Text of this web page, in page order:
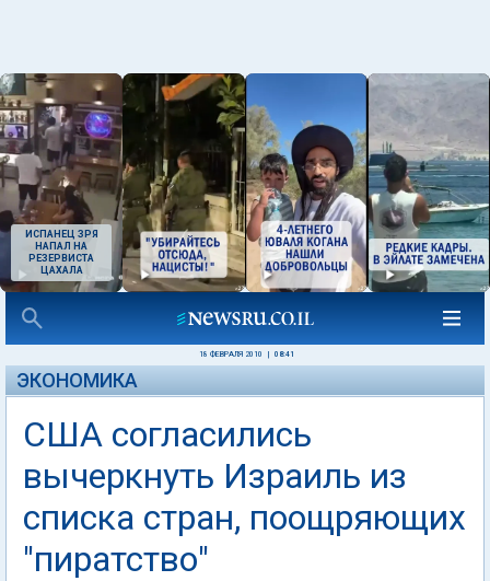
ИСПАНЕЦ ЗРЯ
НАПАЛ НА
РЕЗЕРВИСТА
ЦАХАЛА
18 ФЕВРАЛЯ 2010 08:41
ЭКОНОМИКА
США согласились
вычеркнуть Израиль из
списка стран, поощряющих
"пиратство"